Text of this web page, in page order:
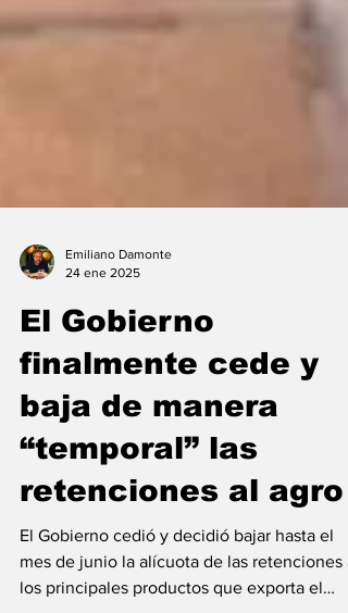
24 ene 2025
El Gobierno
finalmente cede y
baja de manera
“temporal” las
retenciones al agro
El Gobierno cedió y decidió bajar hasta el
mes de junio la alícuota de las retenciones a